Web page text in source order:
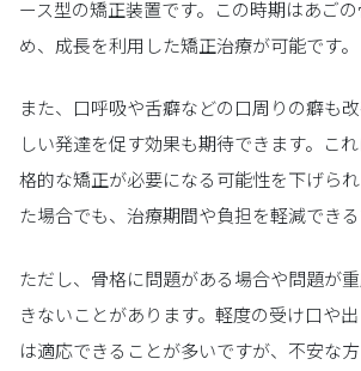
ース型の矯正装置です。この時期はあご
め、成長を利用した矯正治療が可能です。
また、口呼吸や舌癖などの口周りの癖も
しい発達を促す効果も期待できます。こ
格的な矯正が必要になる可能性を下げら
た場合でも、治療期間や負担を軽減できる
ただし、骨格に問題がある場合や問題が
きないことがあります。軽度の受け口や
は適応できることが多いですが、不安な